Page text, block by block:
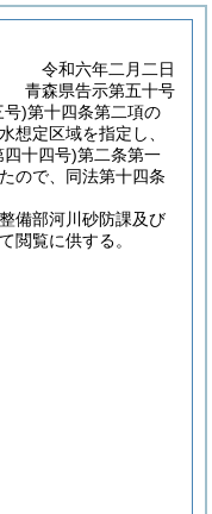
令和六年二月二日
青森県告示第五十号
)第十四条第二項の
想定区域を指定し、
十四号)第二条第一
ので、同法第十四条
備部河川砂防課及び
閲覧に供する。